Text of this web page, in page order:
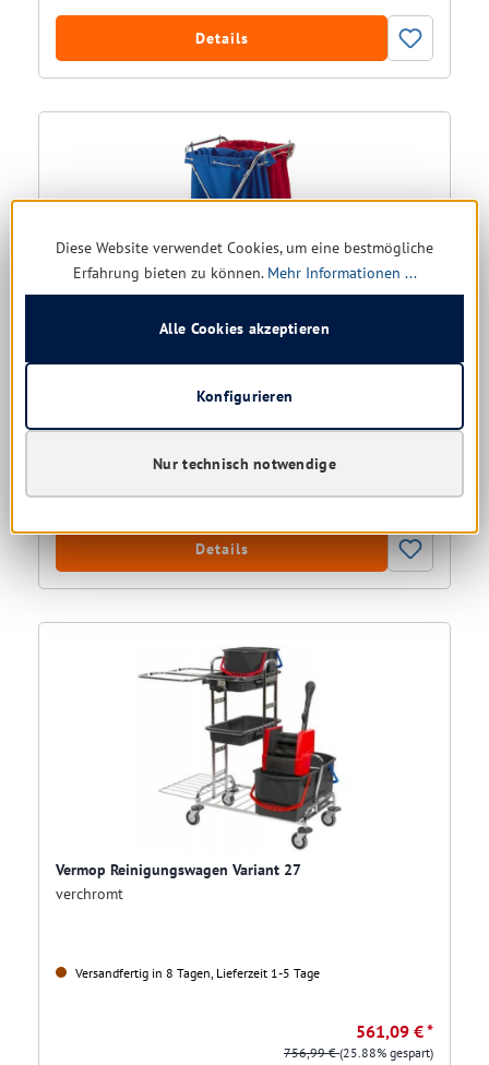
Details
Versandfertig in 8 Tagen, Lieferzeit 1-5 Tage
Details
Vermop Reinigungswagen Variant 27
verchromt
Versandfertig in 8 Tagen, Lieferzeit 1-5 Tage
561,09 € *
756,99 €(25.88% gespart)
Diese Website verwendet Cookies, um eine bestmögliche
Erfahrung bieten zu können. Mehr Informationen ...
Nur technisch notwendige
Konfigurieren
Alle Cookies akzeptieren